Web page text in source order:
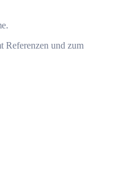
Referenzen und zum